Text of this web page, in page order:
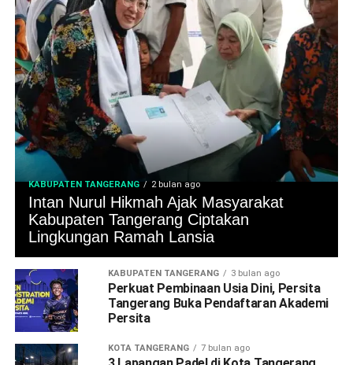
KABUPATEN TANGERANG 2 bulan ago
Intan Nurul Hikmah Ajak Masyarakat
Kabupaten Tangerang Ciptakan
Lingkungan Ramah Lansia
KABUPATEN TANGERANG 3 bulan ago
Perkuat Pembinaan Usia Dini, Persita
Tangerang Buka Pendaftaran Akademi
Persita
KOTA TANGERANG 7 bulan ago